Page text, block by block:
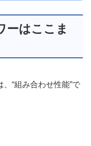
ーはここま
“組み合わせ性能”で